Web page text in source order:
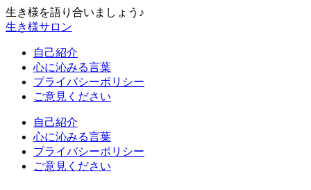
生き様を語り合いましょう♪
生き様サロン
自己紹介
心に沁みる言葉
プライバシーポリシー
ご意見ください
自己紹介
心に沁みる言葉
プライバシーポリシー
ご意見ください